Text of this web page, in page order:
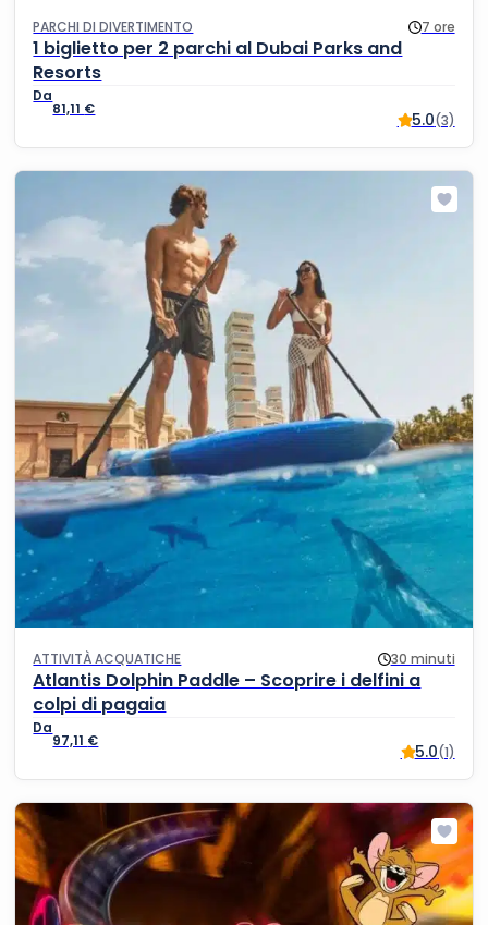
PARCHI DI DIVERTIMENTO 7 ore
1 biglietto per 2 parchi al Dubai Parks and
Resorts
81,11 €
5.0(3)
ATTIVITÀ ACQUATICHE 30 minuti
Atlantis Dolphin Paddle – Scoprire i delfini a
colpi di pagaia
97,11 €
5.0(1)